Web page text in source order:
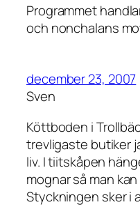
Programmet
och nonchalans
december 23, 2007
Sven
Köttboden i
trevligaste butiker
liv. I tiitskåpen
mognar så man
Styckningen sker i